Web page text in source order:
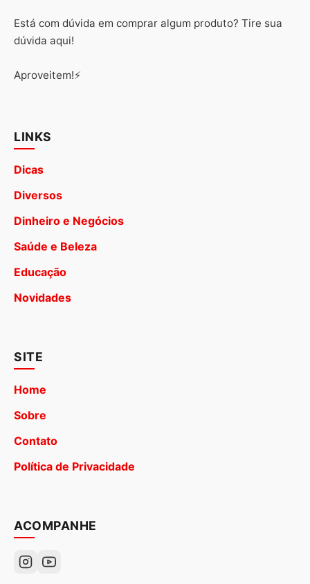
Está com dúvida em comprar algum produto? Tire sua
dúvida aqui!
Aproveitem!⚡
LINKS
Dicas
Diversos
Dinheiro e Negócios
Saúde e Beleza
Educação
Novidades
SITE
Home
Sobre
Contato
Política de Privacidade
ACOMPANHE